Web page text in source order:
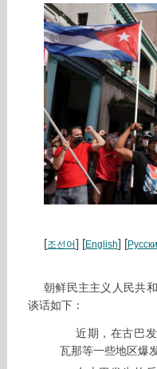
[조선어] [English] [
朝鲜民主主义人民共
谈话如下：
近期，在古巴
瓦那等一些地区爆